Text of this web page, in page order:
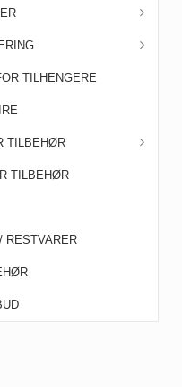
TILHENGERE
TILBEHØR
TILBEHØR
RESTVARER